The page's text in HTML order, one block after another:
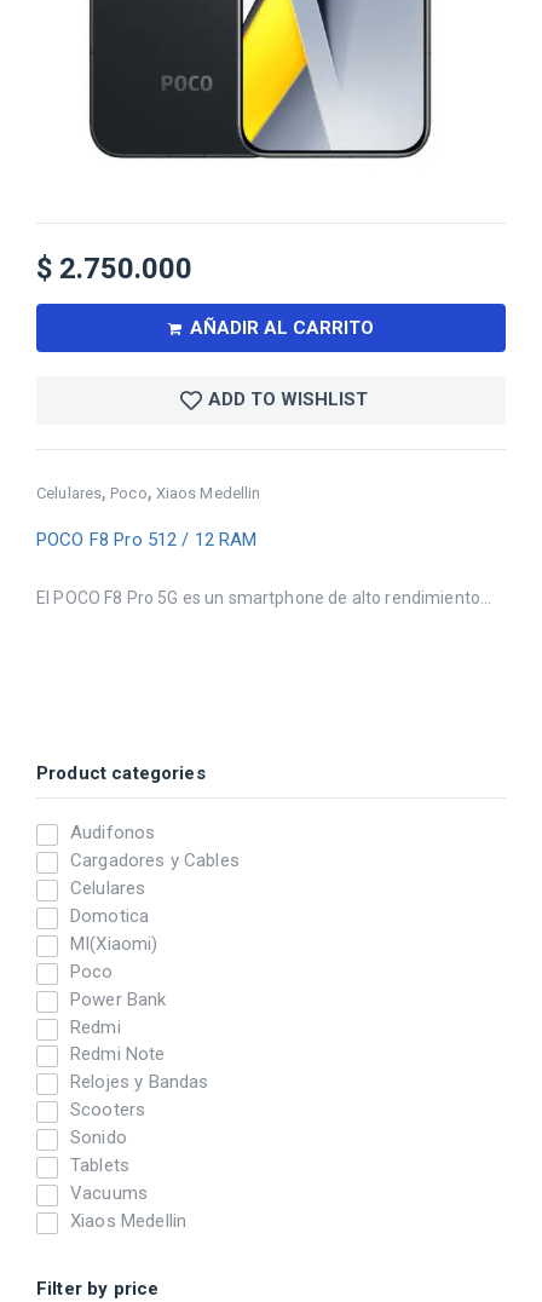
Product categories
Audifonos
Cargadores y Cables
Celulares
Domotica
MI(Xiaomi)
Poco
Power Bank
Redmi
Redmi Note
Relojes y Bandas
Scooters
Sonido
Tablets
Vacuums
Xiaos Medellin
Filter by price
Celulares, Poco, Xiaos Medellin
POCO F8 Pro 512 / 12 RAM
El POCO F8 Pro 5G es un smartphone de alto rendimiento...
$ 2.750.000
AÑADIR AL CARRITO
ADD TO WISHLIST